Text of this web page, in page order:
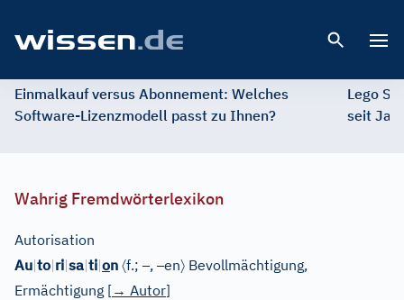
Einmalkauf versus Abonnement: Welches
Software-Lizenzmodell passt zu Ihnen?
Lego
seit
Wahrig Fremdwörterlexikon
Autorisation
Au|to|ri|sa|ti|on 〈f.;–,–en〉 Bevollmächtigung,
Ermächtigung [→ Autor]